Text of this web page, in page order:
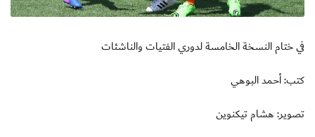
في ختام النسخة الخامسة لدوري الفتيات والناشئات
كتب: أحمد البوهي
تصوير: هشام تيكنوين